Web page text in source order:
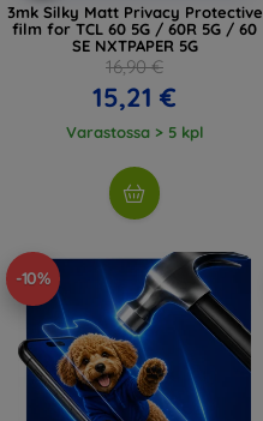
3mk Silky Matt Privacy Protective
film for TCL 60 5G / 60R 5G / 60
SE NXTPAPER 5G
16,90 €
15,21 €
Varastossa > 5 kpl
-10%